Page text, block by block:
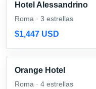
Hotel Alessandrino
Roma · 3 estrellas
$1,447 USD
Orange Hotel
Roma · 4 estrellas